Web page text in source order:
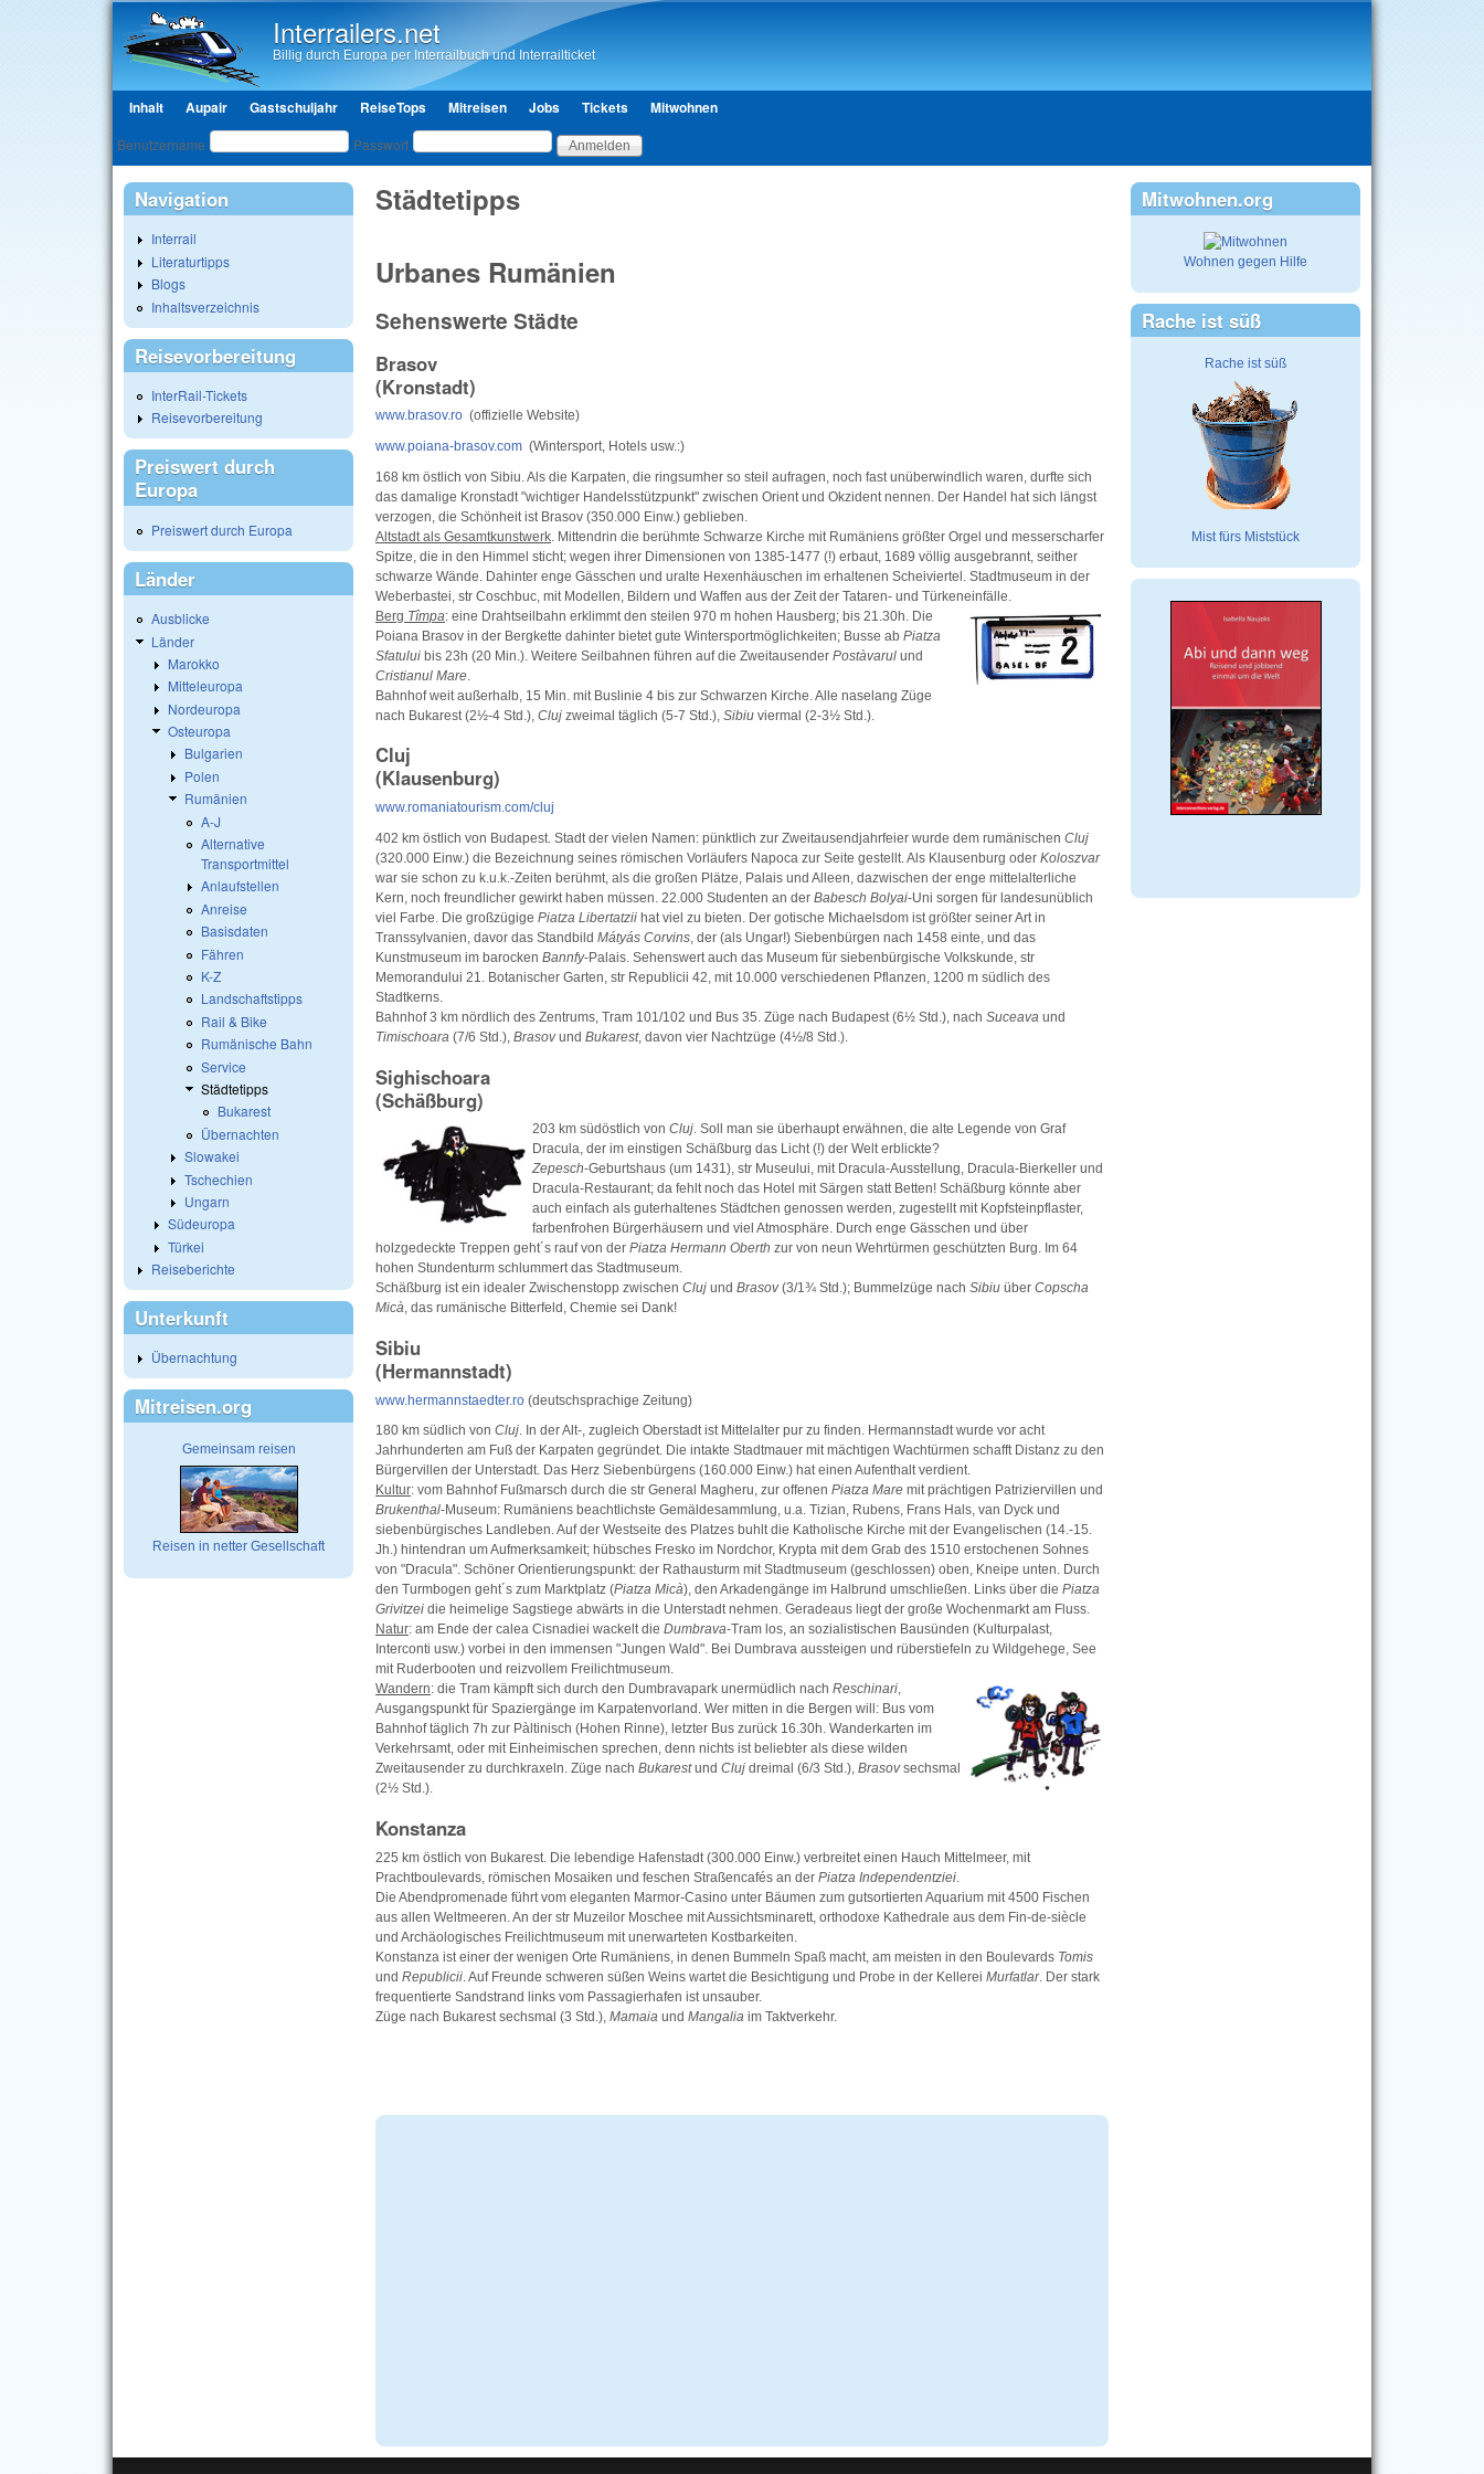
Interrailers.net
Billig durch Europa per Interrailbuch und Interrailticket
Hauptmenü
Inhalt Aupair Gastschuljahr ReiseTops Mitreisen Jobs Tickets Mitwohnen
Benutzeranmeldung
Benutzername Passwort
Städtetipps
Urbanes Rumänien
Sehenswerte Städte
Brasov
(Kronstadt)
www.brasov.ro (offizielle Website)
www.poiana-brasov.com (Wintersport, Hotels usw.:)
168 km östlich von Sibiu. Als die Karpaten, die ringsumher so steil aufragen, noch fast unüberwindlich waren, durfte sich
das damalige Kronstadt "wichtiger Handelsstützpunkt" zwischen Orient und Okzident nennen. Der Handel hat sich längst
verzogen, die Schönheit ist Brasov (350.000 Einw.) geblieben.
Altstadt als Gesamtkunstwerk . Mittendrin die berühmte Schwarze Kirche mit Rumäniens größter Orgel und messerscharfer
Spitze, die in den Himmel sticht; wegen ihrer Dimensionen von 1385-1477 (!) erbaut, 1689 völlig ausgebrannt, seither
schwarze Wände. Dahinter enge Gässchen und uralte Hexenhäuschen im erhaltenen Scheiviertel. Stadtmuseum in der
Weberbastei, str Coschbuc, mit Modellen, Bildern und Waffen aus der Zeit der Tataren- und Türkeneinfälle.
Berg Tîmpa: eine Drahtseilbahn erklimmt den steilen 970 m hohen Hausberg; bis 21.30h. Die
Poiana Brasov in der Bergkette dahinter bietet gute Wintersportmöglichkeiten; Busse ab Piatza
Sfatului bis 23h (20 Min.). Weitere Seilbahnen führen auf die Zweitausender Postàvarul und
Cristianul Mare
Bahnhof weit außerhalb, 15 Min. mit Buslinie 4 bis zur Schwarzen Kirche. Alle naselang Züge
nach Bukarest (2½-4 Std.), Cluj zweimal täglich (5-7 Std.), Sibiu viermal (2-3½ Std.).
Cluj
(Klausenburg)
www.romaniatourism.com/cluj
402 km östlich von Budapest. Stadt der vielen Namen: pünktlich zur Zweitausendjahrfeier wurde dem rumänischen Cluj
(320.000 Einw.) die Bezeichnung seines römischen Vorläufers Napoca zur Seite gestellt. Als Klausenburg oder Koloszvar
war sie schon zu k.u.k.-Zeiten berühmt, als die großen Plätze, Palais und Alleen, dazwischen der enge mittelalterliche
Kern, noch freundlicher gewirkt haben müssen. 22.000 Studenten an der Babesch Bolyai-Uni sorgen für landesunüblich
viel Farbe. Die großzügige Piatza Libertatzii hat viel zu bieten. Der gotische Michaelsdom ist größter seiner Art in
Transsylvanien, davor das Standbild Mátyás Corvins , der (als Ungar!) Siebenbürgen nach 1458 einte, und das
Kunstmuseum im barocken Bannfy-Palais. Sehenswert auch das Museum für siebenbürgische Volkskunde, str
Memorandului 21. Botanischer Garten, str Republicii 42, mit 10.000 verschiedenen Pflanzen, 1200 m südlich des
Stadtkerns.
Bahnhof 3 km nördlich des Zentrums, Tram 101/102 und Bus 35. Züge nach Budapest (6½ Std.), nach Suceava und
Timischoara (7/6 Std.), Brasovund Bukarest, davon vier Nachtzüge (4½/8 Std.).
Sighischoara
(Schäßburg)
203 km südöstlich von Cluj. Soll man sie überhaupt erwähnen, die alte Legende von Graf
Dracula, der im einstigen Schäßburg das Licht (!) der Welt erblickte?
Zepesch-Geburtshaus (um 1431), str Museului, mit Dracula-Ausstellung, Dracula-Bierkeller und
Dracula-Restaurant; da fehlt noch das Hotel mit Särgen statt Betten! Schäßburg könnte aber
auch einfach als guterhaltenes Städtchen genossen werden, zugestellt mit Kopfsteinpflaster,
farbenfrohen Bürgerhäusern und viel Atmosphäre. Durch enge Gässchen und über
holzgedeckte Treppen geht´s rauf von der Piatza Hermann Oberth zur von neun Wehrtürmen geschützten Burg. Im 64
hohen Stundenturm schlummert das Stadtmuseum.
Schäßburg ist ein idealer Zwischenstopp zwischen Cluj und Brasov(3/1¾ Std.); Bummelzüge nach Sibiu über Copscha
Micà, das rumänische Bitterfeld, Chemie sei Dank!
Sibiu
(Hermannstadt)
www.hermannstaedter.ro (deutschsprachige Zeitung)
180 km südlich von Cluj. In der Alt-, zugleich Oberstadt ist Mittelalter pur zu finden. Hermannstadt wurde vor acht
Jahrhunderten am Fuß der Karpaten gegründet. Die intakte Stadtmauer mit mächtigen Wachtürmen schafft Distanz zu den
Bürgervillen der Unterstadt. Das Herz Siebenbürgens (160.000 Einw.) hat einen Aufenthalt verdient.
Kultur: vom Bahnhof Fußmarsch durch die str General Magheru, zur offenen Piatza Mare mit prächtigen Patriziervillen und
Brukenthal-Museum: Rumäniens beachtlichste Gemäldesammlung, u.a. Tizian, Rubens, Frans Hals, van Dyck und
siebenbürgisches Landleben. Auf der Westseite des Platzes buhlt die Katholische Kirche mit der Evangelischen (14.-15.
Jh.) hintendran um Aufmerksamkeit; hübsches Fresko im Nordchor, Krypta mit dem Grab des 1510 erstochenen Sohnes
von "Dracula". Schöner Orientierungspunkt: der Rathausturm mit Stadtmuseum (geschlossen) oben, Kneipe unten. Durch
den Turmbogen geht´s zum Marktplatz (Piatza Micà), den Arkadengänge im Halbrund umschließen. Links über die Piatza
Grivitzei die heimelige Sagstiege abwärts in die Unterstadt nehmen. Geradeaus liegt der große Wochenmarkt am Fluss.
Natur: am Ende der calea Cisnadiei wackelt die Dumbrava-Tram los, an sozialistischen Bausünden (Kulturpalast,
Interconti usw.) vorbei in den immensen "Jungen Wald". Bei Dumbrava aussteigen und rüberstiefeln zu Wildgehege, See
mit Ruderbooten und reizvollem Freilichtmuseum.
Wandern: die Tram kämpft sich durch den Dumbravapark unermüdlich nach Reschinari,
Ausgangspunkt für Spaziergänge im Karpatenvorland. Wer mitten in die Bergen will: Bus vom
Bahnhof täglich 7h zur Pàltinisch (Hohen Rinne), letzter Bus zurück 16.30h. Wanderkarten im
Verkehrsamt, oder mit Einheimischen sprechen, denn nichts ist beliebter als diese wilden
Zweitausender zu durchkraxeln. Züge nach Bukarestund Cluj dreimal (6/3 Std.), Brasovsechsmal
(2½ Std.).
Konstanza
225 km östlich von Bukarest. Die lebendige Hafenstadt (300.000 Einw.) verbreitet einen Hauch Mittelmeer, mit
Prachtboulevards, römischen Mosaiken und feschen Straßencafés an der Piatza Independentziei.
Die Abendpromenade führt vom eleganten Marmor-Casino unter Bäumen zum gutsortierten Aquarium mit 4500 Fischen
aus allen Weltmeeren. An der str Muzeilor Moschee mit Aussichtsminarett, orthodoxe Kathedrale aus dem Fin-de-siècle
und Archäologisches Freilichtmuseum mit unerwarteten Kostbarkeiten.
Konstanza ist einer der wenigen Orte Rumäniens, in denen Bummeln Spaß macht, am meisten in den Boulevards Tomis
und Republicii. Auf Freunde schweren süßen Weins wartet die Besichtigung und Probe in der Kellerei Murfatlar. Der stark
frequentierte Sandstrand links vom Passagierhafen ist unsauber.
Züge nach Bukarest sechsmal (3 Std.), Mamaia und Mangalia im Taktverkehr.
Navigation
Interrail
Literaturtipps
Blogs
Inhaltsverzeichnis
Reisevorbereitung
InterRail-Tickets
Reisevorbereitung
Preiswert durch
Europa
Preiswert durch Europa
Länder
Ausblicke
Länder
Marokko
Mitteleuropa
Nordeuropa
Osteuropa
Bulgarien
Polen
Rumänien
A-J
Alternative
Transportmittel
Anlaufstellen
Anreise
Basisdaten
Fähren
K-Z
Landschaftstipps
Rail & Bike
Rumänische Bahn
Service
Städtetipps
Bukarest
Übernachten
Slowakei
Tschechien
Ungarn
Südeuropa
Türkei
Reiseberichte
Unterkunft
Übernachtung
Mitreisen.org
Gemeinsam reisen
Reisen in netter Gesellschaft
Mitwohnen.org
Wohnen gegen Hilfe
Rache ist süß
Rache ist süß
Mist fürs Miststück